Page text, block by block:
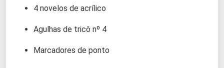
4 novelos de acrílico
Agulhas de tricô nº 4
Marcadores de ponto